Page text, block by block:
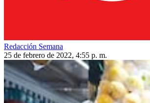
Redacción Semana
25 de febrero de 2022, 4:55 p. m.